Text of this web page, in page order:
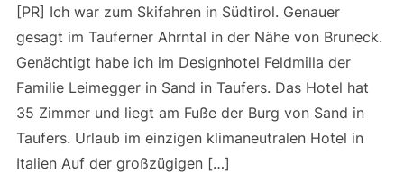
[PR] Ich war zum Skifahren in Südtirol. Genauer
gesagt im Tauferner Ahrntal in der Nähe von Bruneck.
Genächtigt habe ich im Designhotel Feldmilla der
Familie Leimegger in Sand in Taufers. Das Hotel hat
35 Zimmer und liegt am Fuße der Burg von Sand in
Taufers. Urlaub im einzigen klimaneutralen Hotel in
Italien Auf der großzügigen […]